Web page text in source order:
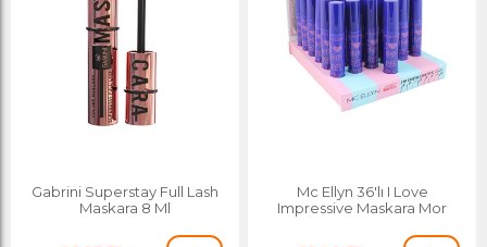
Gabrini Superstay Full Lash
Maskara 8 Ml
Mc Ellyn 36'lı I Love
Impressive Maskara Mor